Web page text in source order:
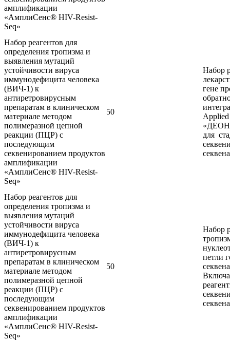
амплификации
«АмплиСенс® HIV-Resist-
Seq»
Набор реагентов для
определения тропизма и
выявления мутаций
устойчивости вируса
иммунодефицита человека
(ВИЧ-1) к
антиретровирусным
препаратам в клиническом
материале методом
полимеразной цепной
реакции (ПЦР) с
последующим
секвенированием продуктов
амплификации
«АмплиСенс® HIV-Resist-
Seq»
50
Набор
гене
для
Набор реагентов для
определения тропизма и
выявления мутаций
устойчивости вируса
иммунодефицита человека
(ВИЧ-1) к
антиретровирусным
препаратам в клиническом
материале методом
полимеразной цепной
реакции (ПЦР) с
последующим
секвенированием продуктов
амплификации
«АмплиСенс® HIV-Resist-
Seq»
50
Набор
петли